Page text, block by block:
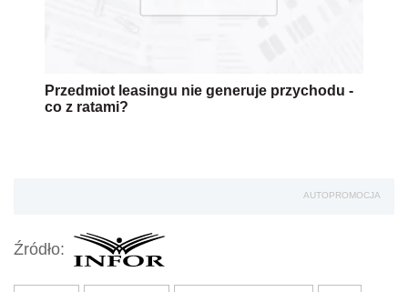
Przedmiot leasingu nie generuje przychodu -
co z ratami?
AUTOPROMOCJA
Źródło: